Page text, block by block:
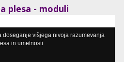
plesa - moduli
doseganje višjega nivoja razumevanja
in umetnosti